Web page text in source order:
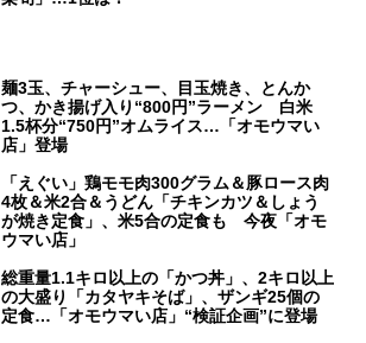
麺3玉、チャーシュー、目玉焼き、とんか
つ、かき揚げ入り“800円”ラーメン 白米
1.5杯分“750円”オムライス…「オモウマい
店」登場
「えぐい」鶏モモ肉300グラム＆豚ロース肉
4枚＆米2合＆うどん「チキンカツ＆しょう
が焼き定食」、米5合の定食も 今夜「オモ
ウマい店」
総重量1.1キロ以上の「かつ丼」、2キロ以上
の大盛り「カタヤキそば」、ザンギ25個の
定食…「オモウマい店」“検証企画”に登場